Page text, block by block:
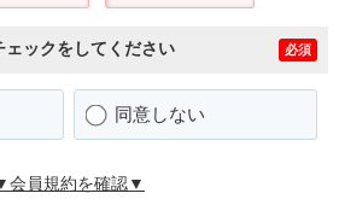
ックをしてください 必須
同意しない
会員規約を確認▼